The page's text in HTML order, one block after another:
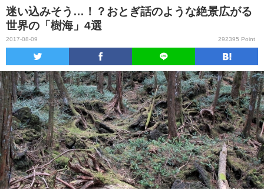
迷い込みそう…！？おとぎ話のような絶景広がる
世界の「樹海」4選
2017-08-09 292395 Point